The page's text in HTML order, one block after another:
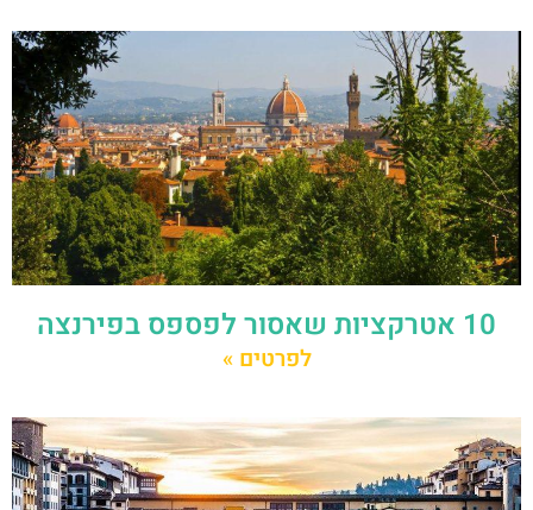
10 אטרקציות שאסור לפספס בפירנצה
לפרטים »